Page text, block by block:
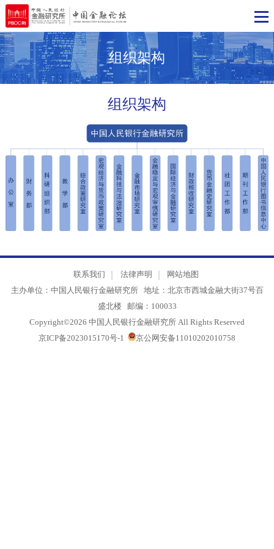
组织架构
组织架构
联系我们 法律声明 网站地图
主办单位：中国人民银行金融研究所 地址：北京市西城金融大街37号
盛北楼 邮编：100033
Copyright©2026 中国人民银行金融研究所 All Rights Reserved